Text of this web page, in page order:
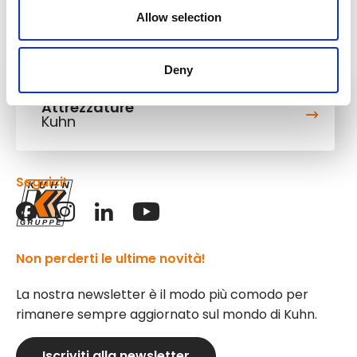
Allow selection
Deny
Attrezzature
Kuhn
Non perderti le ultime novità!
La nostra newsletter è il modo più comodo per
rimanere sempre aggiornato sul mondo di Kuhn.
Seguici!